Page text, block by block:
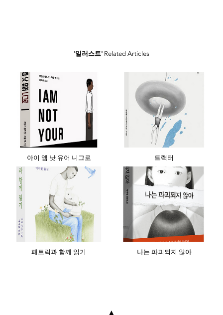
'일러스트' Related Articles
아이 엠 낫 유어 니그로 트랙터
패트릭과 함께 읽기 나는 파괴되지 않아